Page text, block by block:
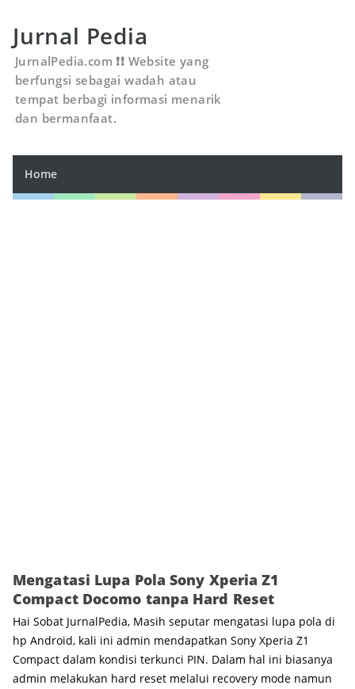
Jurnal Pedia
JurnalPedia.com ❗❗ Website yang
berfungsi sebagai wadah atau
tempat berbagi informasi menarik
dan bermanfaat.
Home
Mengatasi Lupa Pola Sony Xperia Z1
Compact Docomo tanpa Hard Reset
Hai Sobat JurnalPedia, Masih seputar mengatasi lupa pola di
hp Android, kali ini admin mendapatkan Sony Xperia Z1
Compact dalam kondisi terkunci PIN. Dalam hal ini biasanya
admin melakukan hard reset melalui recovery mode namun